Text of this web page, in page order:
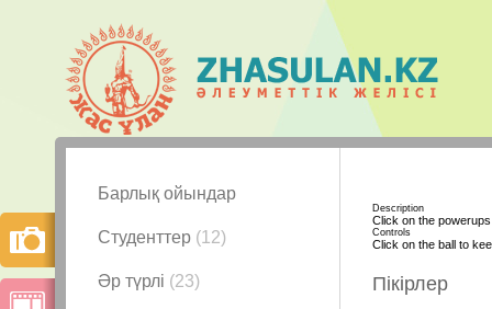
Барлық ойындар
Студенттер (12)
Әр түрлі (23)
Description
Click on the
Controls
Click on the ball to
Пікірлер